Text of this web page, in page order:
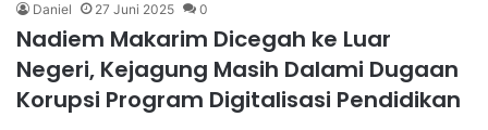
Daniel 27 Juni 2025 0
Nadiem Makarim Dicegah ke Luar
Negeri, Kejagung Masih Dalami Dugaan
Korupsi Program Digitalisasi Pendidikan